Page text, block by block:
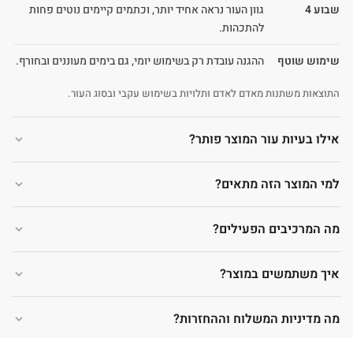
שבוע 4
גוון העור נראה אחיד יותר, וכתמים קיימים נוטים פחות
להתכהות.
שימוש שוטף
ההגנה עובדת רק בשימוש יומי, גם בימים מעוננים ובחורף.
התוצאות משתנות מאדם לאדם ותלויות בשימוש עקבי ובסוג העור.
אילו בעיות עור המוצר פותר?
למי המוצר הזה מתאים?
מה המרכיבים הפעילים?
איך משתמשים במוצר?
מה מדיניות המשלוח וההחזרות?